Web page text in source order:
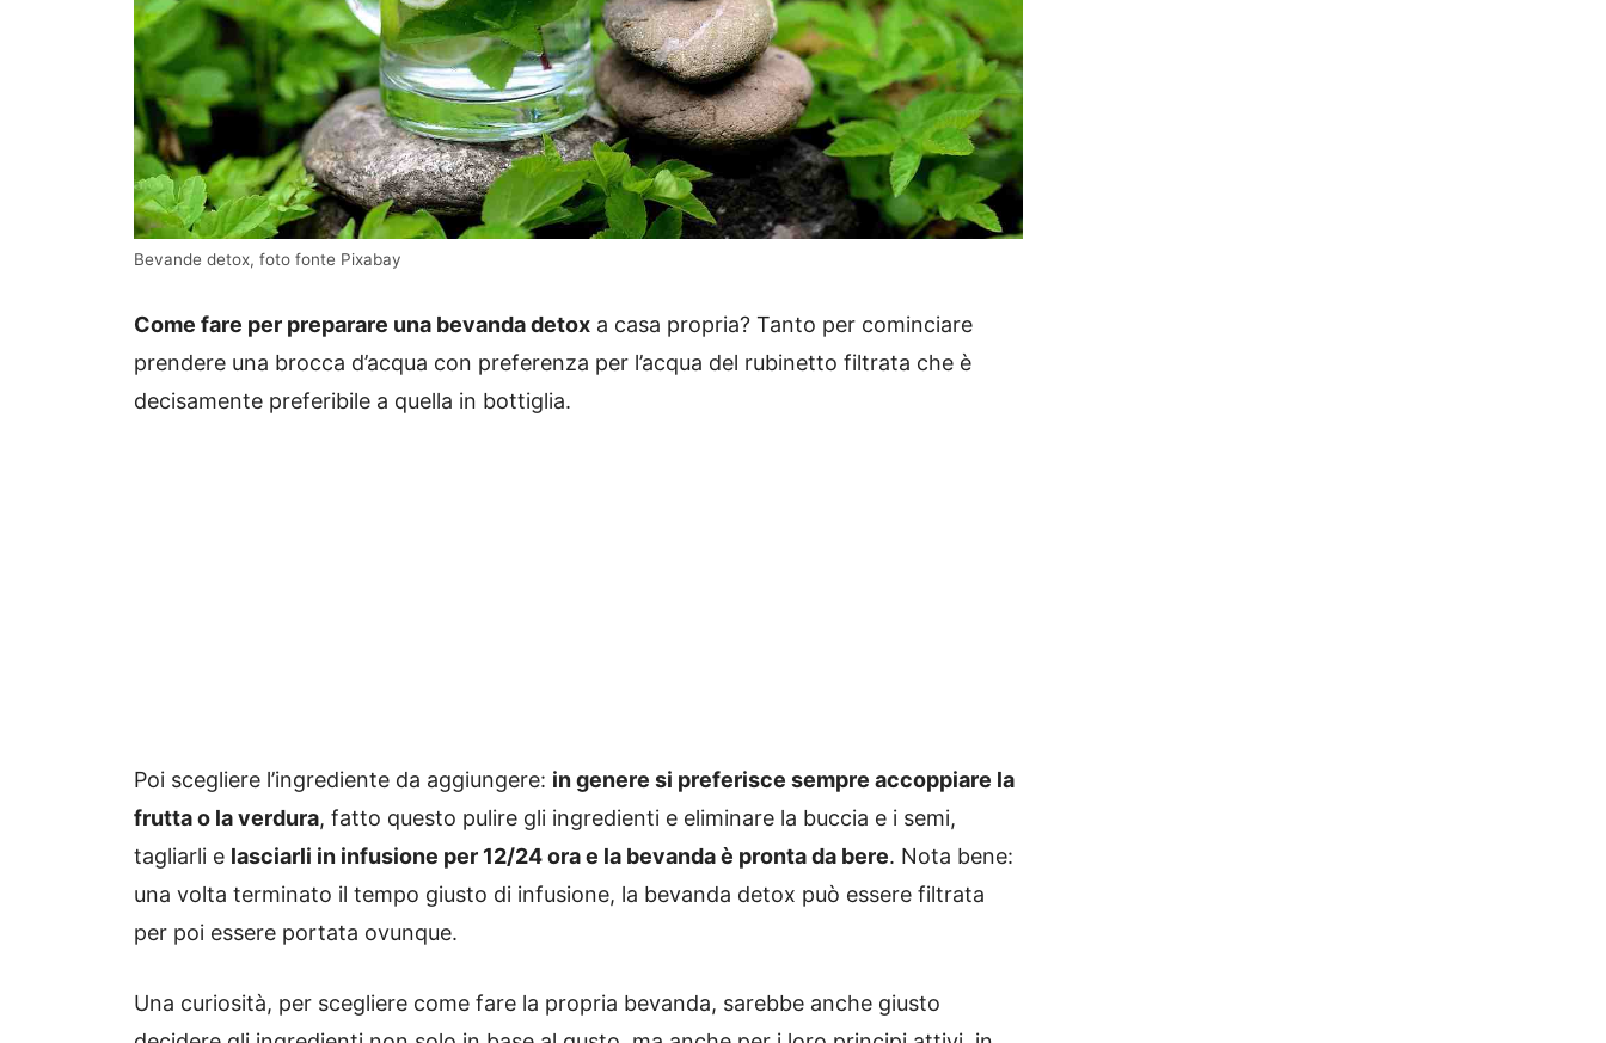
Bevande detox, foto fonte Pixabay
Come fare per preparare una bevanda detox a casa propria? Tanto per cominciare
prendere una brocca d’acqua con preferenza per l’acqua del rubinetto filtrata che è
decisamente preferibile a quella in bottiglia.
Poi scegliere l’ingrediente da aggiungere: in genere si preferisce sempre accoppiare la
frutta o la verdura, fatto questo pulire gli ingredienti e eliminare la buccia e i semi,
tagliarli e lasciarli in infusione per 12/24 ora e la bevanda è pronta da bere. Nota bene:
una volta terminato il tempo giusto di infusione, la bevanda detox può essere filtrata
per poi essere portata ovunque.
Una curiosità, per scegliere come fare la propria bevanda, sarebbe anche giusto